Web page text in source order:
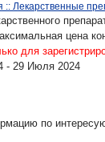
Лекарственные
цена
для
- 29 Июля 2024
по